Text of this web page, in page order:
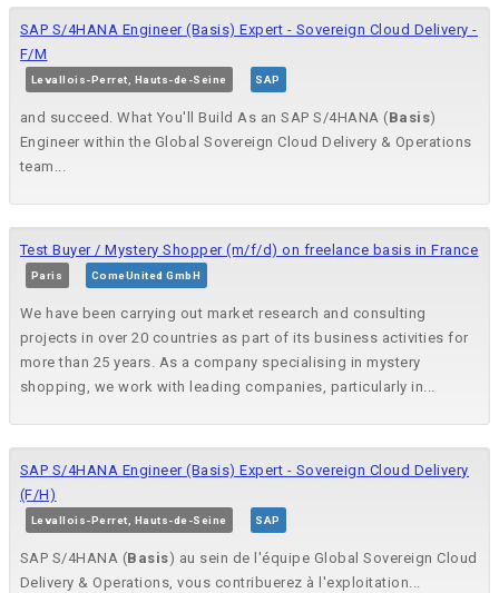
SAP S/4HANA Engineer (Basis) Expert - Sovereign Cloud Delivery -
F/M
Levallois-Perret, Hauts-de-Seine SAP
and succeed. What You'll Build As an SAP S/4HANA (Basis)
Engineer within the Global Sovereign Cloud Delivery & Operations
team...
Test Buyer / Mystery Shopper (m/f/d) on freelance basis in France
Paris ComeUnited GmbH
We have been carrying out market research and consulting
projects in over 20 countries as part of its business activities for
more than 25 years. As a company specialising in mystery
shopping, we work with leading companies, particularly in...
SAP S/4HANA Engineer (Basis) Expert - Sovereign Cloud Delivery
(F/H)
Levallois-Perret, Hauts-de-Seine SAP
SAP S/4HANA (Basis) au sein de l'équipe Global Sovereign Cloud
Delivery & Operations, vous contribuerez à l'exploitation...